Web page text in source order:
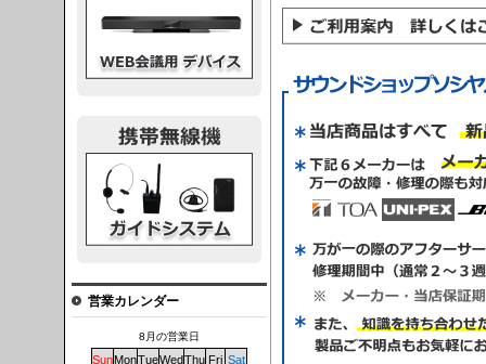
営業カレンダー
8月の営業日
SunMonTueWedThu Fri Sat